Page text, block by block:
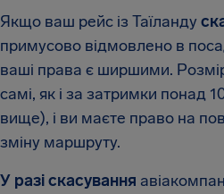
Якщо ваш рейс із Таїланду
примусово відмовлено в
ваші права є ширшими.
самі, як і за затримки понад
вище), і ви маєте право на
зміну маршруту.
У разі скасування